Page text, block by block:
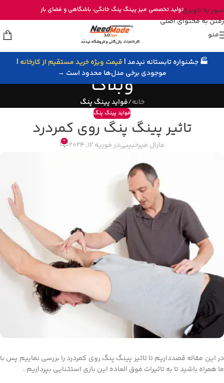
عبور به ناوبری
رفتن به محتوای اصلی
خرید مستقیم میز پینگ پنگ از تولیدی نیدمد
تولید تخصصی میز پینگ پنگ خانگی، باشگاهی و فضای باز
منو
🏭 جشنواره تابستانه نیدمد | قیمت ویژه خرید مستقیم از کارخانه |
موجودی برخی مدل‌ها محدود است →
وبلاگ
خانه/فواید پینگ پنگ
فواید پینگ پنگ
تاثیر پینگ پنگ روی کمردرد
مارال میرحبیبیدر فوریه 12, 2024 0
در این مقاله قصدداریم تا تاثیر پینگ پنگ روی کمردرد را بررسی نماییم پس با
ما همراه باشید تا به تاثیرات فوق العاده این بازی استثنایی بپردازیم .